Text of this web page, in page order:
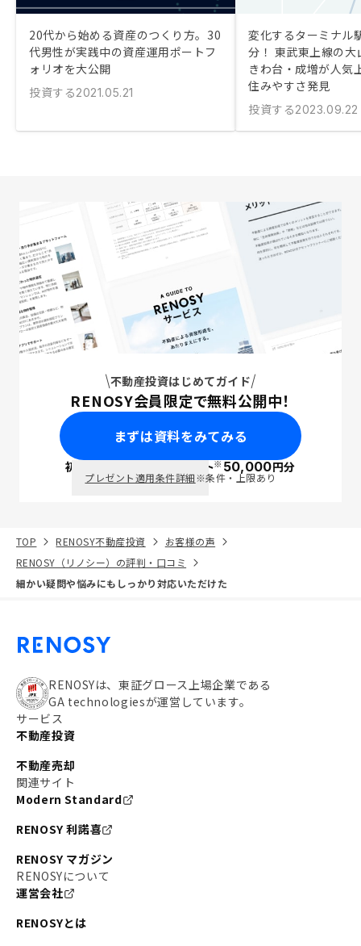
20代から始める資産のつくり方。30
代男性が実践中の資産運用ポートフ
ォリオを大公開
投資する2021.05.21
変化するターミナル
分！ 東武東上線の
きわ台・成増が人気
住みやすさ発見
投資する2023.09.22
不動産投資はじめてガイド
RENOSY会員限定で無料公開中！
まずは資料をみてみる
初回面談で ポイント※50,000円分
プレゼント適用条件詳細※条件・上限あり
TOP RENOSY不動産投資
お客様の声
RENOSY（リノシー）の評判・口コミ
細かい疑問や悩みにもしっかり対応いただけた
RENOSYは、東証グロース上場企業である
GA technologiesが運営しています。
サービス
不動産投資
不動産売却
関連サイト
Modern Standard
RENOSY 利諾喜
RENOSY マガジン
RENOSYについて
運営会社
RENOSYとは